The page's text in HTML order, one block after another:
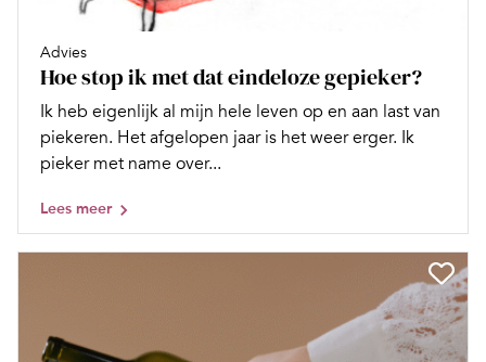
Advies
Hoe stop ik met dat eindeloze gepieker?
Ik heb eigenlijk al mijn hele leven op en aan last van
piekeren. Het afgelopen jaar is het weer erger. Ik
pieker met name over...
Lees meer